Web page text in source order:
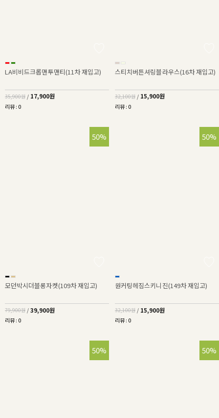
LA비비드크롭맨투맨티(11차 재입고)
35,900원 / 17,900원
리뷰 : 0
스티치버튼셔링블라우스(16차 재입고)
32,100원 / 15,900원
리뷰 : 0
50%
모던박시더블롱자켓(109차 재입고)
79,900원 / 39,900원
리뷰 : 0
50%
원커팅헤짐스키니진(149차 재입고)
32,100원 / 15,900원
리뷰 : 0
50% 50%